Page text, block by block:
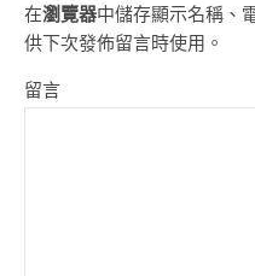
在瀏覽器中儲存顯示名稱、
供下次發佈留言時使用。
留言